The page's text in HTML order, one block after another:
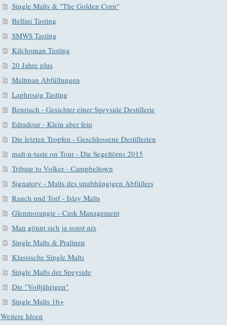
Single Malts & "The Golden Corn"
Bellini Tasting
SMWS Tasting
Kilchoman Tasting
20 Jahre plus
Maltman Abfüllungen
Laphroaig Tasting
Benriach - Gesichter einer Speyside Destillerie
Edradour - Klein aber fein
Die letzten Tropfen - Geschlossene Destillerien
malt-n-taste on Tour - Die Segeltörns 2015
Tribute to Volker - Campbeltown
Signatory - Malts des unabhängigen Abfüllers
Rauch und Torf - Islay Malts
Glenmorangie - Cask Management
Man gönnt sich ja sonst nix
Single Malts & Pralinen
Klassische Single Malts
Single Malts der Speyside
Die "Volljährigen"
Single Malts 16+
Weitere Ideen